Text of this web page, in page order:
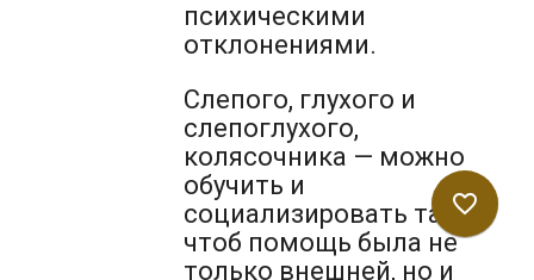
психическими
отклонениями.
Слепого, глухого и
слепоглухого,
колясочника — можно
обучить и
социализировать так
чтоб помощь была не
только внешней, но и
favorite_border